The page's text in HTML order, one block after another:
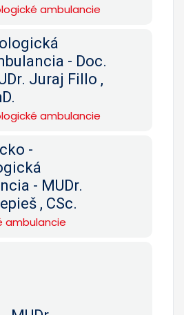
ambulancie
- Doc.
Juraj Fillo ,
ambulancie
-
- MUDr.
, CSc.
ambulancie